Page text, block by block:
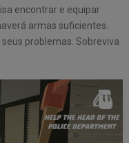
encontrar e equipar
armas suficientes.
problemas. Sobreviva